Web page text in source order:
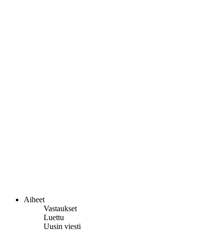
Aiheet
Vastaukset
Luettu
Uusin viesti